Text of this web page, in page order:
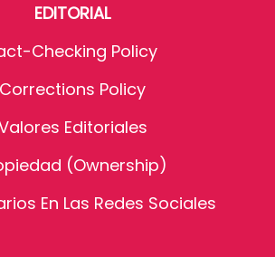
EDITORIAL
Checking Policy
Corrections Policy
Editoriales
(Ownership)
En Las Redes Sociales